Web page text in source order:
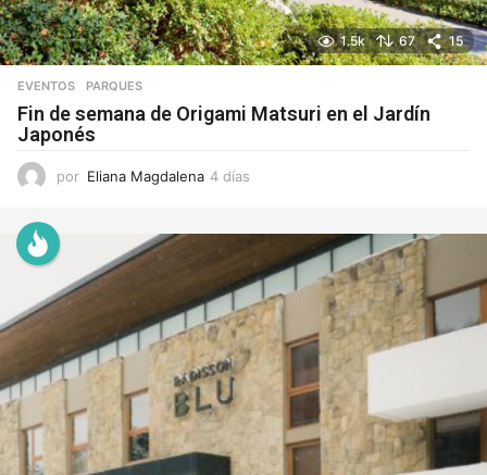
1.5k 67 15
EVENTOS ,PARQUES
Fin de semana de Origami Matsuri en el Jardín
Japonés
por Eliana Magdalena 4 días
a